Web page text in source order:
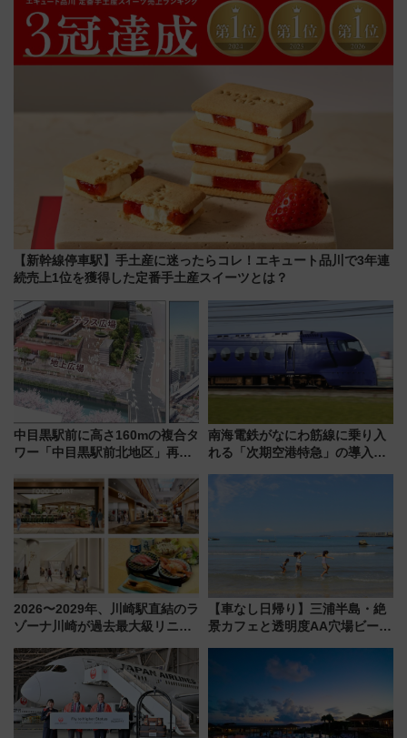
で水素利活用が加速
など注目の全6店舗 「博多活憩
通り」も一新
【新幹線停車駅】手土産に迷ったらコレ！エキュート品川で3年連
続売上1位を獲得した定番手土産スイーツとは？
中目黒駅前に高さ160mの複合タ
ワー「中目黒駅前北地区」再開
南海電鉄がなにわ筋線に乗り入
れる「次期空港特急」の導入を
日本初の鉄道デザイン
2026〜2029年、川崎駅直結のラ
ゾーナ川崎が過去最大級リニュ
「いつから何が変わるか」徹底
解説！
【車なし日帰り】三浦半島・絶
景カフェと透明度AA穴場ビーチ
用してストレスフリー旅へ行こ